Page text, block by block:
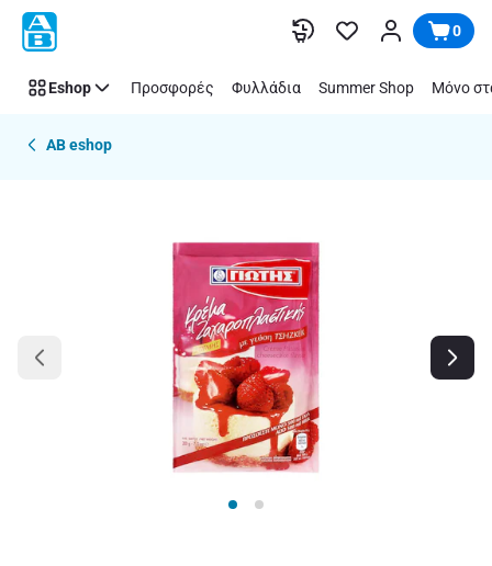
Παράλειψη 0
Eshop Προσφορές Φυλλάδια Summer Shop Μόνο
AB eshop